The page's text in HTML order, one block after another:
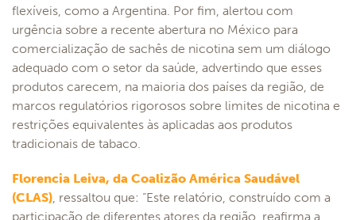
flexíveis, como a Argentina. Por fim, alertou com
urgência sobre a recente abertura no México para
comercialização de sachês de nicotina sem um diálogo
adequado com o setor da saúde, advertindo que esses
produtos carecem, na maioria dos países da região, de
marcos regulatórios rigorosos sobre limites de nicotina e
restrições equivalentes às aplicadas aos produtos
tradicionais de tabaco.
Florencia Leiva, da Coalizão América Saudável
(CLAS), ressaltou que: “Este relatório, construído com a
participação de diferentes atores da região, reafirma a